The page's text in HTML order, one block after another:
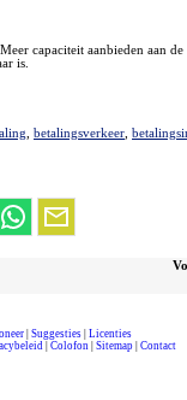
capaciteit aanbieden aan
is.
betalingsverkeer
| Suggesties| Licenties
Colofon Sitemap| Contact